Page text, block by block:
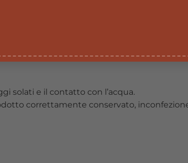
3 anni. Non superare la dosegiornaliera
sano stile di vita.
solati e il contatto con l’acqua.
correttamente conservato,